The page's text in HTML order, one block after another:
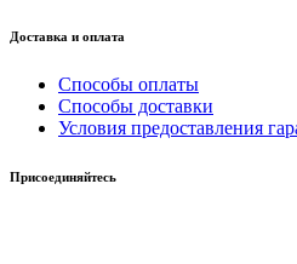
Доставка и оплата
Способы оплаты
Способы доставки
Условия предоставления
Присоединяйтесь